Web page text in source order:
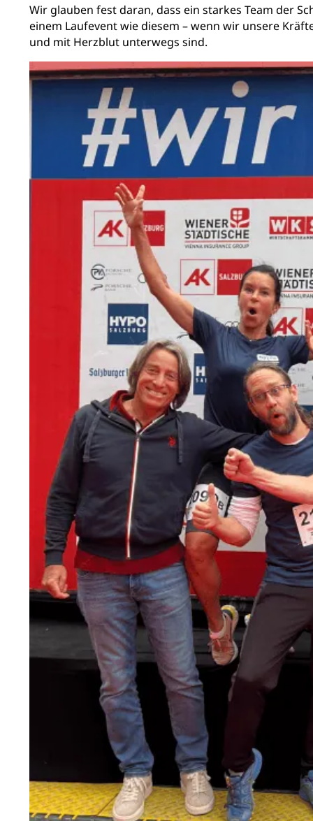
Wir glauben fest daran, dass ein starkes Team der
einem Laufevent wie diesem – wenn wir unsere
und mit Herzblut unterwegs sind.